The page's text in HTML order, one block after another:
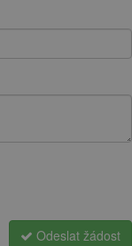
Odeslat žádost